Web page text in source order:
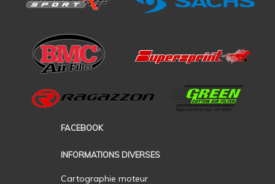
FACEBOOK
INFORMATIONS DIVERSES
Cartographie moteur